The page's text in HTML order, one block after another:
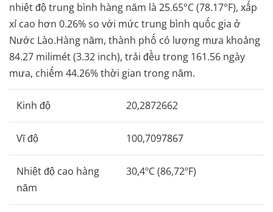
nhiệt độ trung bình hàng năm là 25.65°C (78.17°F), xấp
xỉ cao hơn 0.26% so với mức trung bình quốc gia ở
Nước Lào.Hàng năm, thành phố có lượng mưa khoảng
84.27 milimét (3.32 inch), trải đều trong 161.56 ngày
mưa, chiếm 44.26% thời gian trong năm.
Kinh độ 20,2872662
Vĩ độ 100,7097867
Nhiệt độ cao hàng
năm
30,4ºC (86,72ºF)